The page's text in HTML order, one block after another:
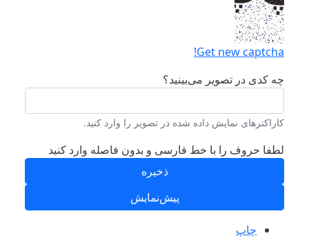
Get new captcha!
چه کدی در تصویر می‌بینید؟
کاراکترهای نمایش داده شده در تصویر را وارد کنید.
لطفا حروف را با خط فارسی و بدون فاصله وارد کنید
چاپ